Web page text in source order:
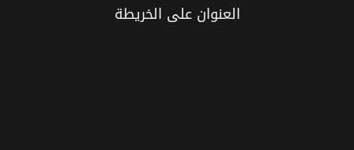
العنوان علی الخریطة